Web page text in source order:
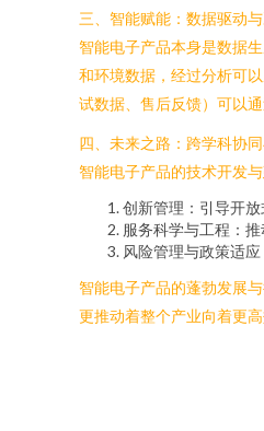
三、智能赋能：数据驱动
智能电子产品本身是数据
和环境数据，经过分析可
试数据、售后反馈）可以
四、未来之路：跨学科协
智能电子产品的技术开发
创新管理：引导开
服务科学与工程：
风险管理与政策适
智能电子产品的蓬勃发展
更推动着整个产业向着更